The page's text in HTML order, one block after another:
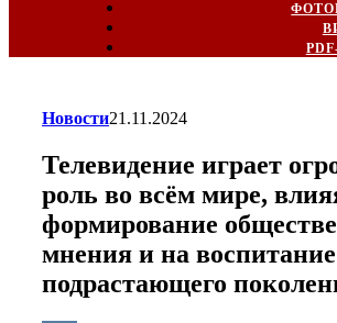
Новости21.11.2024
Телевидение играет
роль во всём мире,
формирование
мнения и на воспитание
подрастающего